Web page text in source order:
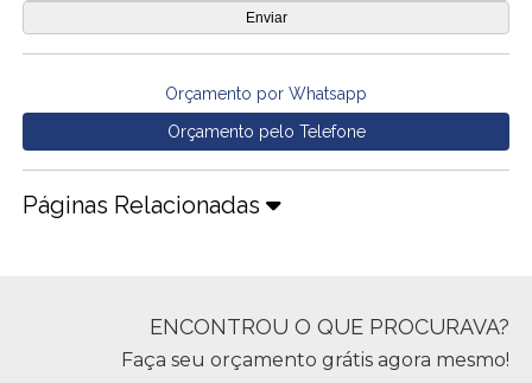
Orçamento por Whatsapp
Orçamento pelo Telefone
Páginas Relacionadas
ENCONTROU O QUE PROCURAVA?
Faça seu orçamento grátis agora mesmo!